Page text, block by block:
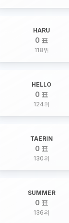
HARU
0 표
118위
HELLO
0 표
124위
TAERIN
0 표
130위
SUMMER
0 표
136위